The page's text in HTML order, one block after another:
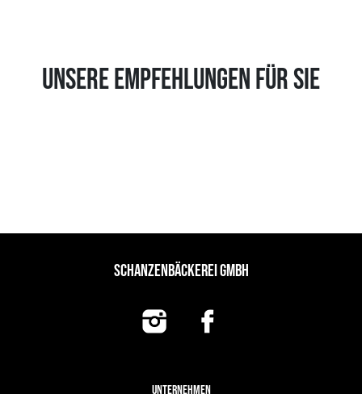
UNSERE EMPFEHLUNGEN FÜR SIE
SCHANZENBÄCKEREI GMBH
UNTERNEHMEN